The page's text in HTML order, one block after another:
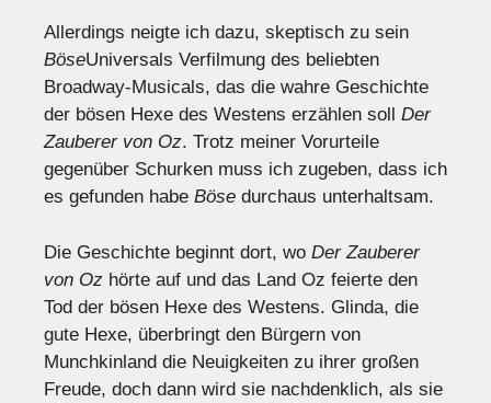
Allerdings neigte ich dazu, skeptisch zu sein
BöseUniversals Verfilmung des beliebten
Broadway-Musicals, das die wahre Geschichte
der bösen Hexe des Westens erzählen soll Der
Zauberer von Oz. Trotz meiner Vorurteile
gegenüber Schurken muss ich zugeben, dass ich
es gefunden habe Böse durchaus unterhaltsam.
Die Geschichte beginnt dort, wo Der Zauberer
von Oz hörte auf und das Land Oz feierte den
Tod der bösen Hexe des Westens. Glinda, die
gute Hexe, überbringt den Bürgern von
Munchkinland die Neuigkeiten zu ihrer großen
Freude, doch dann wird sie nachdenklich, als sie